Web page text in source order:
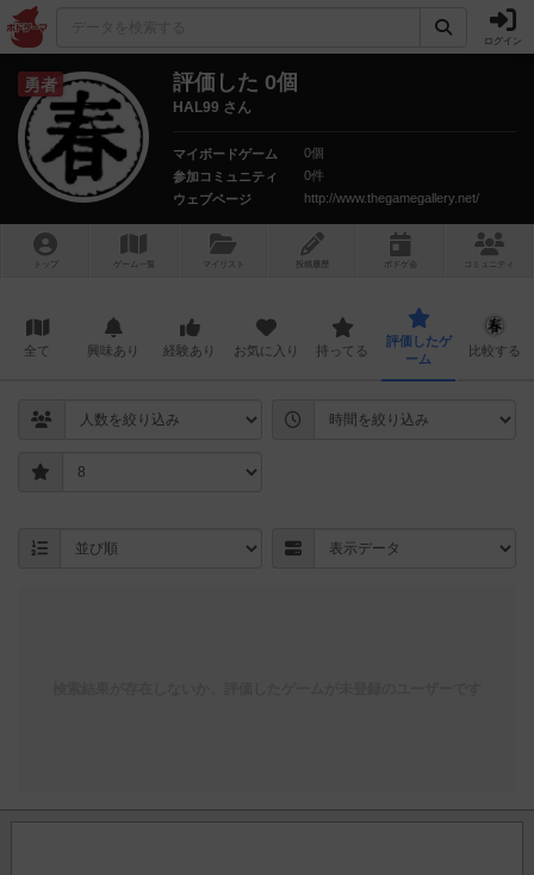
ログイン
勇者 評価した 0個
HAL99 さん
マイボードゲーム
0個
参加コミュニティ
0件
ウェブページ
http://www.thegamegallery.net/
トップ ゲーム一覧 マイリスト 投稿履歴 ボ ドゲ コミュニティ
全て 興味あり 経験あり お気に入り 持ってる
評価したゲ
ーム
比較する